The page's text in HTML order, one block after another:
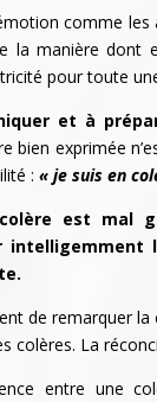
comme
la manière dont
pour toute
et à
bien exprimée
:« je suis en
colère est mal
de remarquer
colères. La
entre une